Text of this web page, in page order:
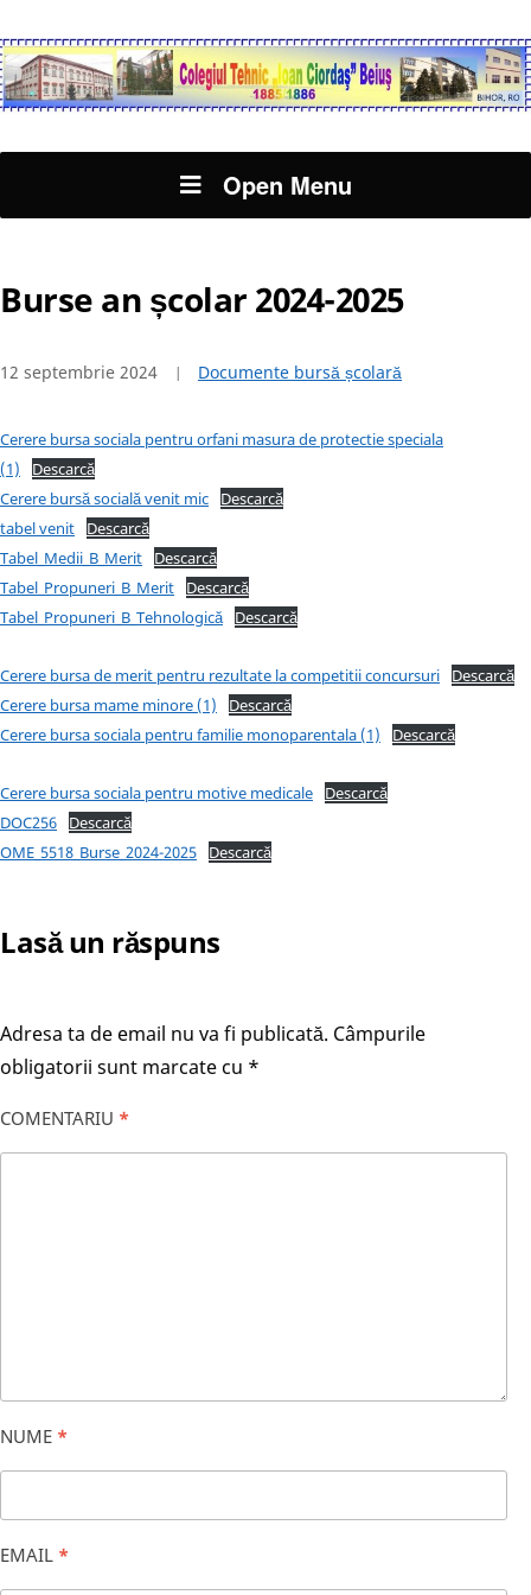
Open Menu
Burse an școlar 2024-2025
12 septembrie 2024 Documente bursă școlară
Cerere bursa sociala pentru orfani masura de protectie speciala
(1)
Descarcă
Cerere bursă socială venit mic
Descarcă
tabel venit
Descarcă
Tabel_Medii_B_Merit
Descarcă
Tabel_Propuneri_B_Merit
Descarcă
Tabel_Propuneri_B_Tehnologică
Descarcă
Cerere bursa de merit pentru rezultate la competitii concursuri
Descarcă
Cerere bursa mame minore (1)
Descarcă
Cerere bursa sociala pentru familie monoparentala (1)
Descarcă
Cerere bursa sociala pentru motive medicale
Descarcă
DOC256
Descarcă
OME_5518_Burse_2024-2025
Descarcă
Lasă un răspuns
Adresa ta de email nu va fi publicată. Câmpurile
obligatorii sunt marcate cu *
COMENTARIU *
NUME *
EMAIL *